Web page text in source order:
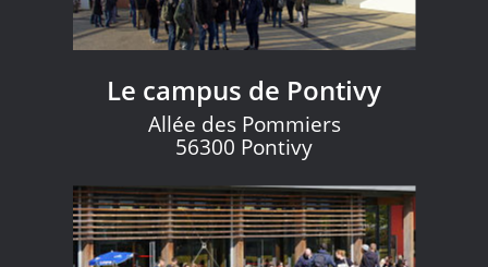
Le campus de Pontivy
Allée des Pommiers
56300 Pontivy